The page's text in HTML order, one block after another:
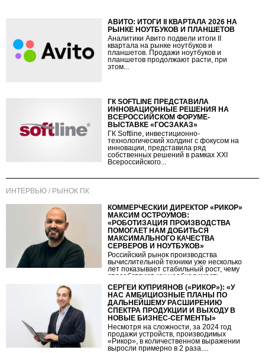
АВИТО: ИТОГИ II КВАРТАЛА 2026 НА
РЫНКЕ НОУТБУКОВ И ПЛАНШЕТОВ
Аналитики Авито подвели итоги II
квартала на рынке ноутбуков и
планшетов. Продажи ноутбуков и
планшетов продолжают расти, при
этом...
ГК SOFTLINE ПРЕДСТАВИЛА
ИННОВАЦИОННЫЕ РЕШЕНИЯ НА
ВСЕРОССИЙСКОМ ФОРУМЕ-
ВЫСТАВКЕ «ГОСЗАКАЗ»
ГК Softline, инвестиционно-
технологический холдинг с фокусом на
инновации, представила ряд
собственных решений в рамках XXI
Всероссийского...
ИНТЕРВЬЮ / РЫНОК ПК
КОММЕРЧЕСКИЙ ДИРЕКТОР «РИКОР»
МАКСИМ ОСТРОУМОВ:
«РОБОТИЗАЦИЯ ПРОИЗВОДСТВА
ПОМОГАЕТ НАМ ДОБИТЬСЯ
МАКСИМАЛЬНОГО КАЧЕСТВА
СЕРВЕРОВ И НОУТБУКОВ»
Российский рынок производства
вычислительной техники уже несколько
лет показывает стабильный рост, чему
способствуют как необходимость...
СЕРГЕЙ КУПРИЯНОВ («РИКОР»): «У
НАС АМБИЦИОЗНЫЕ ПЛАНЫ ПО
ДАЛЬНЕЙШЕМУ РАСШИРЕНИЮ
СПЕКТРА ПРОДУКЦИИ И ВЫХОДУ В
НОВЫЕ БИЗНЕС-СЕГМЕНТЫ»
Несмотря на сложности, за 2024 год
продажи устройств, производимых
«Рикор», в количественном выражении
выросли примерно в 2 раза....